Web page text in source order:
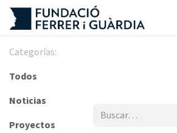
Ir al contenido
Categorías:
Todos
Noticias
Proyectos